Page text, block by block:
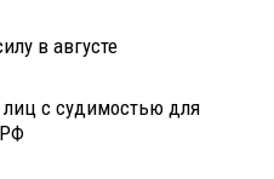
в августе
с судимостью для